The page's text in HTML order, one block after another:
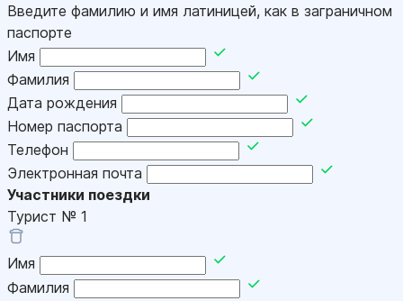
Введите фамилию и имя латиницей, как в заграничном
паспорте
Имя
Фамилия
Дата рождения
Номер паспорта
Телефон
Электронная почта
Участники поездки
Турист № 1
Имя
Фамилия